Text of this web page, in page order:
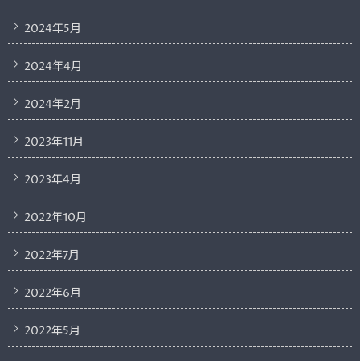
2024年5月
2024年4月
2024年2月
2023年11月
2023年4月
2022年10月
2022年7月
2022年6月
2022年5月